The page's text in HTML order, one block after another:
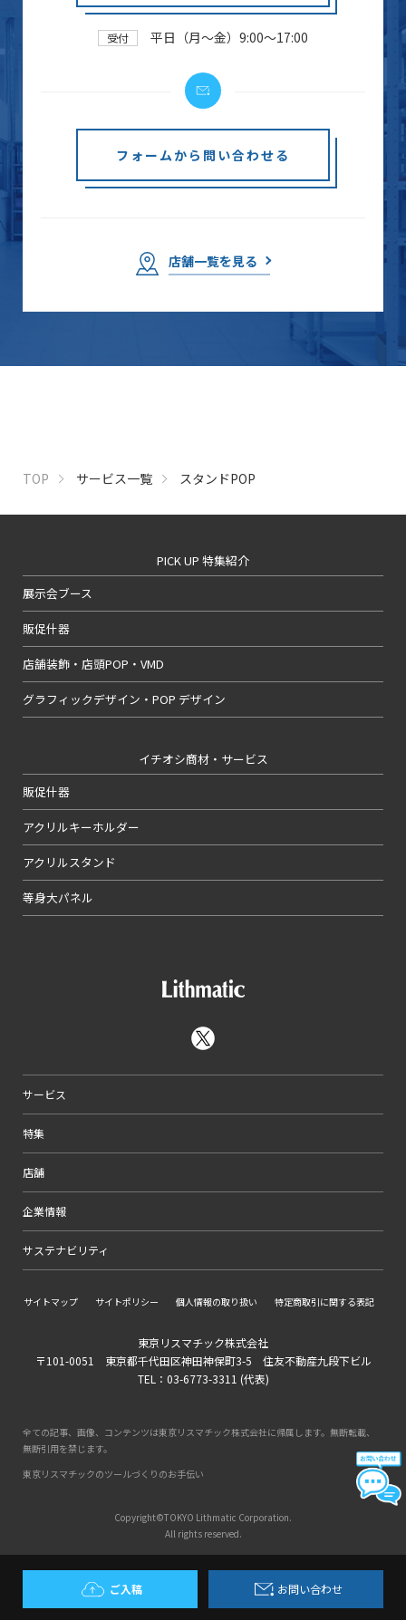
ご入稿 お問い合わせ
受付 平日（月～金）9:00～17:00
フォームから問い合わせる
店舗一覧を見る
TOP サービス一覧 スタンドPOP
PICK UP 特集紹介
展示会ブース
販促什器
店舗装飾・店頭POP・VMD
グラフィックデザイン・POP デザイン
イチオシ商材・サービス
販促什器
アクリルキーホルダー
アクリルスタンド
等身大パネル
サービス
特集
店舗
企業情報
サステナビリティ
サイトマップ サイトポリシー 個人情報の取り扱い 特定商取引に関する表記
東京リスマチック株式会社
〒101-0051 東京都千代田区神田神保町3-5 住友不動産九段下ビル
TEL：03-6773-3311 (代表)
全ての記事、画像、コンテンツは東京リスマチック株式会社に帰属します。無断転載、
無断引用を禁じます。
東京リスマチックのツールづくりのお手伝い
Copyright©TOKYO Lithmatic Corporation.
All rights reserved.